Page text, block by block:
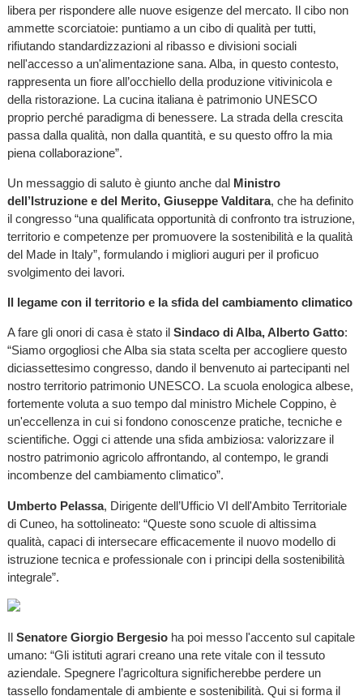
libera per rispondere alle nuove esigenze del mercato. Il cibo non
ammette scorciatoie: puntiamo a un cibo di qualità per tutti,
rifiutando standardizzazioni al ribasso e divisioni sociali
nell'accesso a un'alimentazione sana. Alba, in questo contesto,
rappresenta un fiore all’occhiello della produzione vitivinicola e
della ristorazione. La cucina italiana è patrimonio UNESCO
proprio perché paradigma di benessere. La strada della crescita
passa dalla qualità, non dalla quantità, e su questo offro la mia
piena collaborazione”.
Un messaggio di saluto è giunto anche dal Ministro
dell’Istruzione e del Merito, Giuseppe Valditara, che ha definito
il congresso “una qualificata opportunità di confronto tra istruzione,
territorio e competenze per promuovere la sostenibilità e la qualità
del Made in Italy”, formulando i migliori auguri per il proficuo
svolgimento dei lavori.
Il legame con il territorio e la sfida del cambiamento climatico
A fare gli onori di casa è stato il Sindaco di Alba, Alberto Gatto:
“Siamo orgogliosi che Alba sia stata scelta per accogliere questo
diciassettesimo congresso, dando il benvenuto ai partecipanti nel
nostro territorio patrimonio UNESCO. La scuola enologica albese,
fortemente voluta a suo tempo dal ministro Michele Coppino, è
un'eccellenza in cui si fondono conoscenze pratiche, tecniche e
scientifiche. Oggi ci attende una sfida ambiziosa: valorizzare il
nostro patrimonio agricolo affrontando, al contempo, le grandi
incombenze del cambiamento climatico”.
Umberto Pelassa, Dirigente dell’Ufficio VI dell'Ambito Territoriale
di Cuneo, ha sottolineato: “Queste sono scuole di altissima
qualità, capaci di intersecare efficacemente il nuovo modello di
istruzione tecnica e professionale con i principi della sostenibilità
integrale”.
Il Senatore Giorgio Bergesioha poi messo l'accento sul capitale
umano: “Gli istituti agrari creano una rete vitale con il tessuto
aziendale. Spegnere l’agricoltura significherebbe perdere un
tassello fondamentale di ambiente e sostenibilità. Qui si forma il